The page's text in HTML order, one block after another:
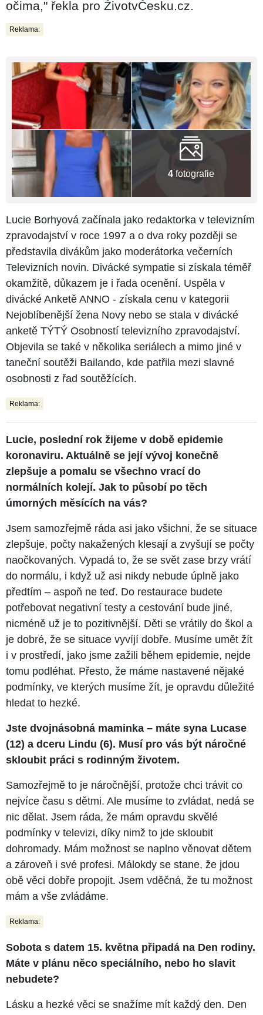
očima," řekla pro ŽivotvČesku.cz.
Reklama:
4 fotografie
Lucie Borhyová začínala jako redaktorka v televizním
zpravodajství v roce 1997 a o dva roky později se
představila divákům jako moderátorka večerních
Televizních novin. Divácké sympatie si získala téměř
okamžitě, důkazem je i řada ocenění. Uspěla v
divácké Anketě ANNO - získala cenu v kategorii
Nejoblíbenější žena Novy nebo se stala v divácké
anketě TÝTÝ Osobností televizního zpravodajství.
Objevila se také v několika seriálech a mimo jiné v
taneční soutěži Bailando, kde patřila mezi slavné
osobnosti z řad soutěžících.
Reklama:
Lucie, poslední rok žijeme v době epidemie
koronaviru. Aktuálně se její vývoj konečně
zlepšuje a pomalu se všechno vrací do
normálních kolejí. Jak to působí po těch
úmorných měsících na vás?
Jsem samozřejmě ráda asi jako všichni, že se situace
zlepšuje, počty nakažených klesají a zvyšují se počty
naočkovaných. Vypadá to, že se svět zase brzy vrátí
do normálu, i když už asi nikdy nebude úplně jako
předtím – aspoň ne teď. Do restaurace budete
potřebovat negativní testy a cestování bude jiné,
nicméně už je to pozitivnější. Děti se vrátily do škol a
je dobré, že se situace vyvíjí dobře. Musíme umět žít
i v prostředí, jako jsme zažili během epidemie, nejde
tomu podléhat. Přesto, že máme nastavené nějaké
podmínky, ve kterých musíme žít, je opravdu důležité
hledat to hezké.
Jste dvojnásobná maminka – máte syna Lucase
(12) a dceru Lindu (6). Musí pro vás být náročné
skloubit práci s rodinným životem.
Samozřejmě to je náročnější, protože chci trávit co
nejvíce času s dětmi. Ale musíme to zvládat, nedá se
nic dělat. Jsem ráda, že mám opravdu skvělé
podmínky v televizi, díky nimž to jde skloubit
dohromady. Mám možnost se naplno věnovat dětem
a zároveň i své profesi. Málokdy se stane, že jdou
obě věci dobře propojit. Jsem vděčná, že tu možnost
mám a vše zvládáme.
Reklama:
Sobota s datem 15. května připadá na Den rodiny.
Máte v plánu něco speciálního, nebo ho slavit
nebudete?
Lásku a hezké věci se snažíme mít každý den. Den